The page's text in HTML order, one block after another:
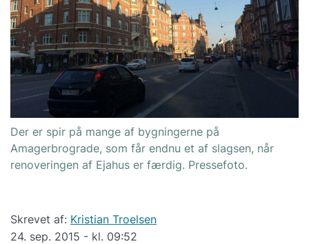
Der er spir på mange af bygningerne på
Amagerbrograde, som får endnu et af slagsen, når
renoveringen af Ejahus er færdig. Pressefoto.
Skrevet af: Kristian Troelsen
24. sep. 2015 - kl. 09:52